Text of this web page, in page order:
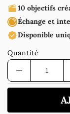
10 objectifs
Échange et
Disponible
Quantité